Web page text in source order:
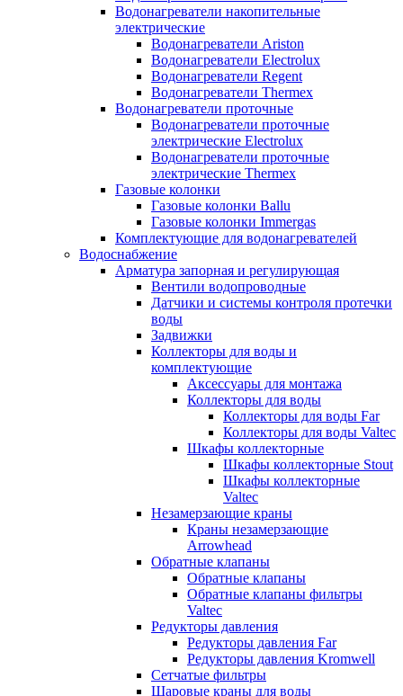
Водонагреватели накопительные
электрические
Водонагреватели Ariston
Водонагреватели Electrolux
Водонагреватели Regent
Водонагреватели Thermex
Водонагреватели проточные
Водонагреватели проточные
электрические Electrolux
Водонагреватели проточные
электрические Thermex
Газовые колонки
Газовые колонки Ballu
Газовые колонки Immergas
Комплектующие для водонагревателей
Водоснабжение
Арматура запорная и регулирующая
Вентили водопроводные
Датчики и системы контроля протечки
воды
Задвижки
Коллекторы для воды и
комплектующие
Аксессуары для монтажа
Коллекторы для воды
Коллекторы для воды Far
Коллекторы для воды Valtec
Шкафы коллекторные
Шкафы коллекторные Stout
Шкафы коллекторные
Valtec
Незамерзающие краны
Краны незамерзающие
Arrowhead
Обратные клапаны
Обратные клапаны
Обратные клапаны фильтры
Valtec
Редукторы давления
Редукторы давления Far
Редукторы давления Kromwell
Сетчатые фильтры
Шаровые краны для воды